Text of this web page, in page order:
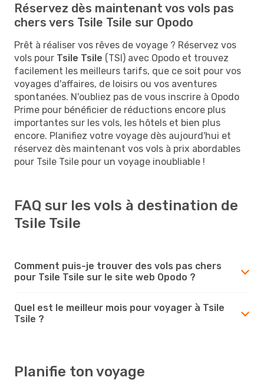
Réservez dès maintenant vos vols pas
chers vers Tsile Tsile sur Opodo
Prêt à réaliser vos rêves de voyage ? Réservez vos
vols pour Tsile Tsile (TSI) avec Opodo et trouvez
facilement les meilleurs tarifs, que ce soit pour vos
voyages d'affaires, de loisirs ou vos aventures
spontanées. N'oubliez pas de vous inscrire à Opodo
Prime pour bénéficier de réductions encore plus
importantes sur les vols, les hôtels et bien plus
encore. Planifiez votre voyage dès aujourd'hui et
réservez dès maintenant vos vols à prix abordables
pour Tsile Tsile pour un voyage inoubliable !
FAQ sur les vols à destination de
Tsile Tsile
Comment puis-je trouver des vols pas chers
pour Tsile Tsile sur le site web Opodo ?
Quel est le meilleur mois pour voyager à Tsile
Tsile ?
Planifie ton voyage